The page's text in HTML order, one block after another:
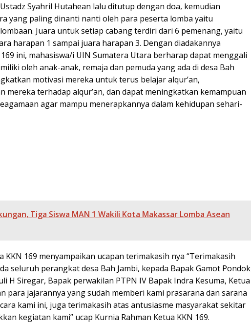
Syahril Hutahean lalu ditutup dengan doa, kemudian
yang paling dinanti nanti oleh para peserta lomba yaitu
Juara untuk setiap cabang terdiri dari 6 pemenang, yaitu
harapan 1 sampai juara harapan 3. Dengan diadakannya
ini, mahasiswa/i UIN Sumatera Utara berharap dapat menggali
oleh anak-anak, remaja dan pemuda yang ada di desa Bah
motivasi mereka untuk terus belajar alqur’an,
mereka terhadap alqur’an, dan dapat meningkatkan kemampuan
agar mampu menerapkannya dalam kehidupan sehari-
Tiga Siswa MAN 1 Wakili Kota Makassar Lomba Asean
KKN 169 menyampaikan ucapan terimakasih nya “Terimakasih
seluruh perangkat desa Bah Jambi, kepada Bapak Gamot Pondok
H Siregar, Bapak perwakilan PTPN IV Bapak Indra Kesuma, Ketua
para jajarannya yang sudah memberi kami prasarana dan sarana
kami ini, juga terimakasih atas antusiasme masyarakat sekitar
kegiatan kami” ucap Kurnia Rahman Ketua KKN 169.